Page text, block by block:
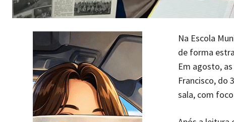
Na Escola
de forma
Em agosto,
Francisco, do
sala, com